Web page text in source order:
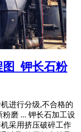
_钾长石粉
进行分级,不合格的
磨 ... 钾长石加工设
采用挤压破碎工作